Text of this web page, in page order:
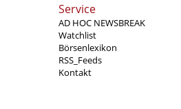
Service
AD HOC NEWSBREAK
Watchlist
Börsenlexikon
RSS_Feeds
Kontakt